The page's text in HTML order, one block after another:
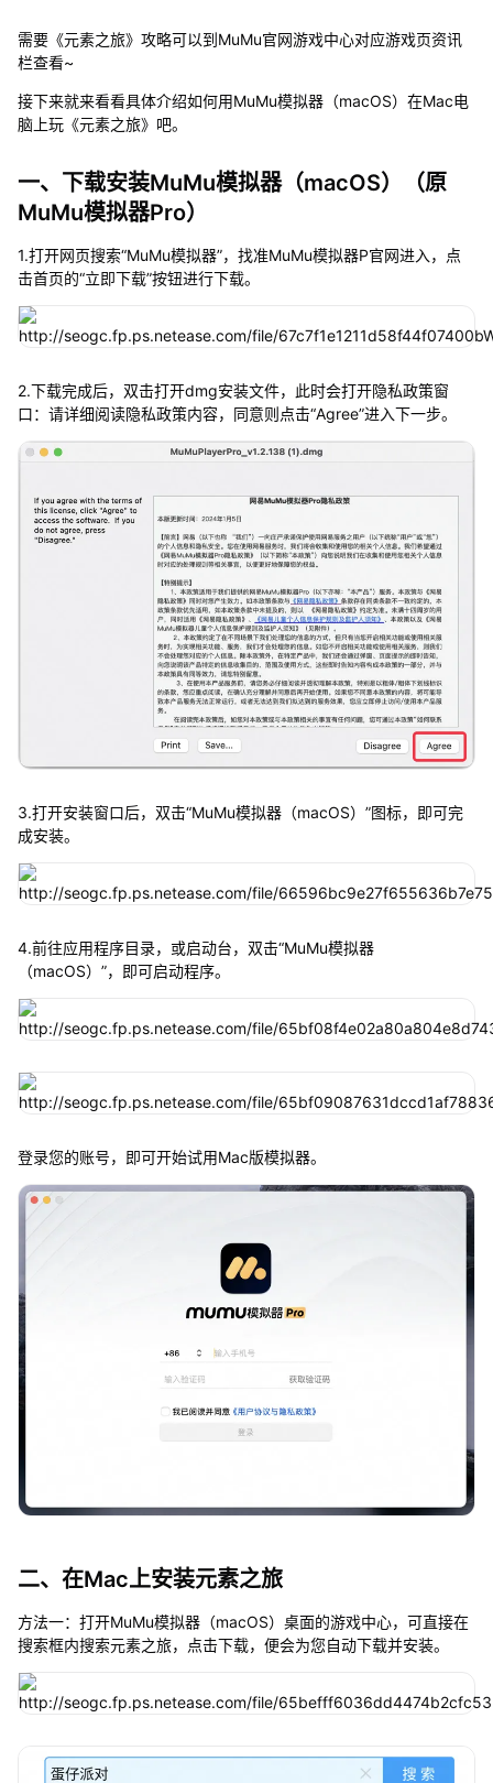
需要《元素之旅》攻略可以到MuMu官网游戏中心对应游戏页资讯
栏查看~
接下来就来看看具体介绍如何用MuMu模拟器（macOS）在Mac电
脑上玩《元素之旅》吧。
一、下载安装MuMu模拟器（macOS）（原
MuMu模拟器Pro）
1.打开网页搜索“MuMu模拟器”，找准MuMu模拟器P官网进入，点
击首页的“立即下载”按钮进行下载。
2.下载完成后，双击打开dmg安装文件，此时会打开隐私政策窗
口：请详细阅读隐私政策内容，同意则点击“Agree”进入下一步。
3.打开安装窗口后，双击“MuMu模拟器（macOS）”图标，即可完
成安装。
4.前往应用程序目录，或启动台，双击“MuMu模拟器
（macOS）”，即可启动程序。
登录您的账号，即可开始试用Mac版模拟器。
二、在Mac上安装元素之旅
方法一：打开MuMu模拟器（macOS）桌面的游戏中心，可直接在
搜索框内搜索元素之旅，点击下载，便会为您自动下载并安装。